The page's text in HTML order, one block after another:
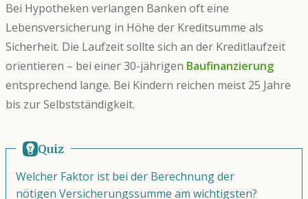
Bei Hypotheken verlangen Banken oft eine
Lebensversicherung in Höhe der Kreditsumme als
Sicherheit. Die Laufzeit sollte sich an der Kreditlaufzeit
orientieren – bei einer 30-jährigen Baufinanzierung
entsprechend lange. Bei Kindern reichen meist 25 Jahre
bis zur Selbstständigkeit.
Quiz
Welcher Faktor ist bei der Berechnung der
nötigen Versicherungssumme am wichtigsten?